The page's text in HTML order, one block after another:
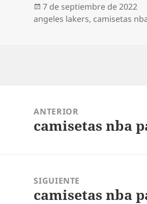
Publicado
el
7 de septiembre de 2022
angeles lakers, camisetas
entradas
ANTERIOR
Entrada
camisetas nba
SIGUIENTE
Entrada
camisetas nba